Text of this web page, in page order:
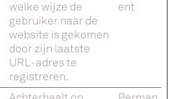
welke wijze de
gebruiker naar de
website is gekomen
door zijn laatste
URL-adres te
registreren.
ent